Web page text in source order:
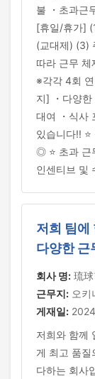
불 ・초과근
[휴일/휴가]
(교대제) (3)
따라 근무
※각각 4회
지] ・다양
대여 ・식사
있습니다!!
◎ ⭐ 초과 근
인센티브 및
저희 팀에
다양한 근
회사 명: 琉
근무지: 오키
게재일:
저희와 함께
게 최고 품질
다하는 회사